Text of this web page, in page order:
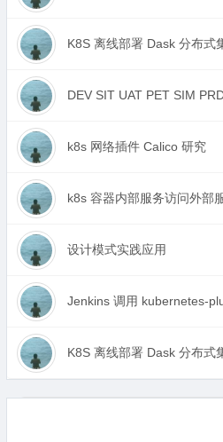
K8S 离线部署 Dask 分布式
DEV SIT UAT PET SIM
k8s 网络插件 Calico 研究
k8s 容器内部服务访问外部
设计模式实践应用
Jenkins 调用 kubernetes-
K8S 离线部署 Dask 分布式